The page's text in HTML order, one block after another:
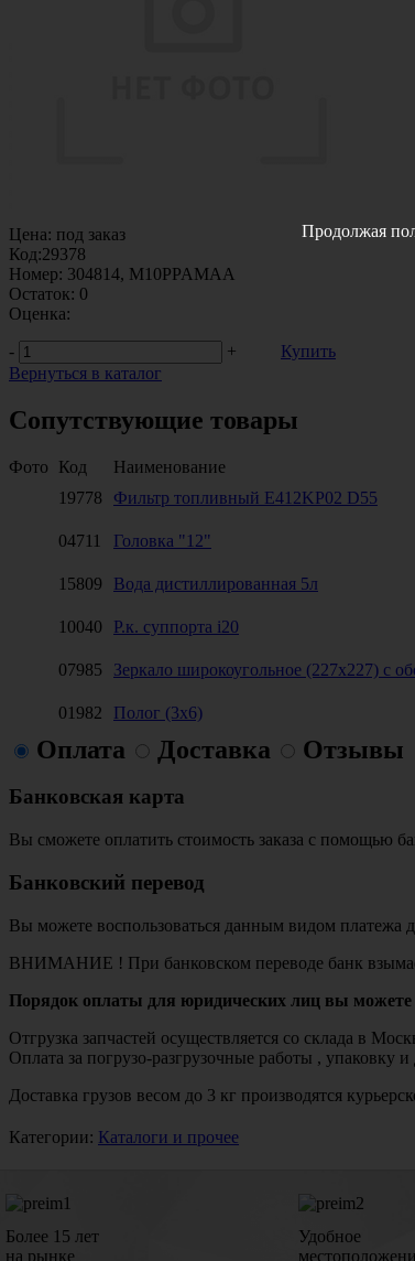
Цена: под заказ
Код:29378
Номер: 304814, M10PPAMAA
Остаток: 0
Оценка:
-
+
Купить
Вернуться в каталог
Сопутствующие товары
Фото Код Наименование
19778
Фильтр топливный E412KP02 D55
04711
Головка "12"
15809
Вода дистиллированная 5л
10040
Р.к. суппорта i20
07985
Зеркало широкоугольное (227х227) с
01982
Полог (3х6)
Оплата Доставка Отзывы
Банковская карта
Вы сможете оплатить стоимость заказа с помощью
Банковский перевод
Вы можете воспользоваться данным видом платежа
ВНИМАНИЕ ! При банковском переводе банк
Порядок оплаты для юридических лиц вы можете
Отгрузка запчастей осуществляется со склада в
Оплата за погрузо-разгрузочные работы , упаковку
Доставка грузов весом до 3 кг производятся
Категории: Каталоги и прочее
Более 15 лет
на рынке
Удобное
Продолжая